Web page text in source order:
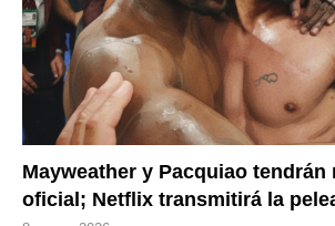
Mayweather y Pacquiao tendrán
oficial; Netflix transmitirá la